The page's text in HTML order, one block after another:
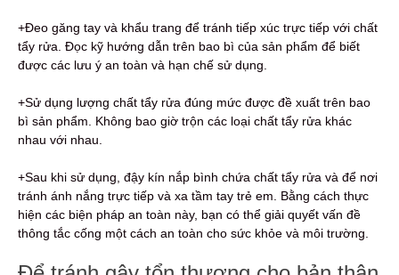
+Đeo găng tay và khẩu trang để tránh tiếp xúc trực tiếp với chất
tẩy rửa. Đọc kỹ hướng dẫn trên bao bì của sản phẩm để biết
được các lưu ý an toàn và hạn chế sử dụng.
+Sử dụng lượng chất tẩy rửa đúng mức được đề xuất trên bao
bì sản phẩm. Không bao giờ trộn các loại chất tẩy rửa khác
nhau với nhau.
+Sau khi sử dụng, đậy kín nắp bình chứa chất tẩy rửa và để nơi
tránh ánh nắng trực tiếp và xa tầm tay trẻ em. Bằng cách thực
hiện các biện pháp an toàn này, bạn có thể giải quyết vấn đề
thông tắc cống một cách an toàn cho sức khỏe và môi trường.